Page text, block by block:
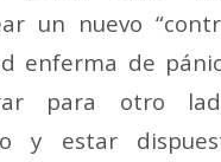
un nuevo
enferma de
para otro
y estar